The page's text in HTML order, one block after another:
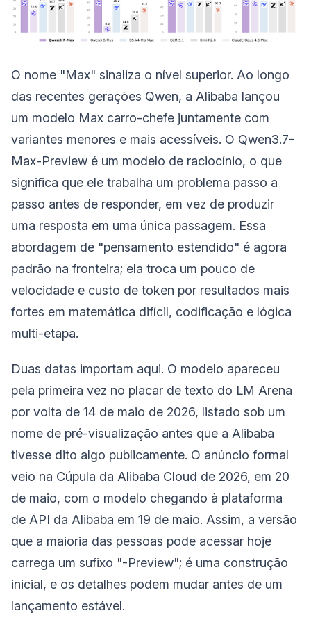
O nome "Max" sinaliza o nível superior. Ao longo
das recentes gerações Qwen, a Alibaba lançou
um modelo Max carro-chefe juntamente com
variantes menores e mais acessíveis. O Qwen3.7-
Max-Preview é um modelo de raciocínio, o que
significa que ele trabalha um problema passo a
passo antes de responder, em vez de produzir
uma resposta em uma única passagem. Essa
abordagem de "pensamento estendido" é agora
padrão na fronteira; ela troca um pouco de
velocidade e custo de token por resultados mais
fortes em matemática difícil, codificação e lógica
multi-etapa.
Duas datas importam aqui. O modelo apareceu
pela primeira vez no placar de texto do LM Arena
por volta de 14 de maio de 2026, listado sob um
nome de pré-visualização antes que a Alibaba
tivesse dito algo publicamente. O anúncio formal
veio na Cúpula da Alibaba Cloud de 2026, em 20
de maio, com o modelo chegando à plataforma
de API da Alibaba em 19 de maio. Assim, a versão
que a maioria das pessoas pode acessar hoje
carrega um sufixo "-Preview"; é uma construção
inicial, e os detalhes podem mudar antes de um
lançamento estável.